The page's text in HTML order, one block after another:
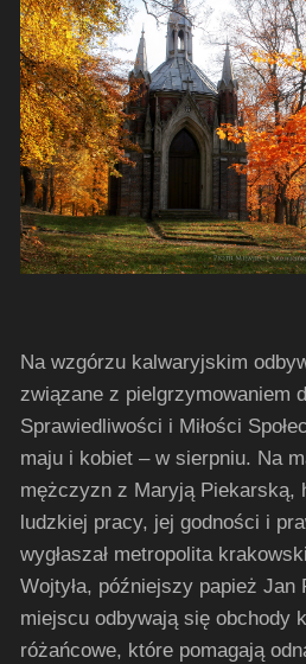
Na wzgórzu kalwaryjskim
związane z pielgrzymowaniem
Sprawiedliwości i Miłości
maju i kobiet – w sierpniu. Na
mężczyzn z Maryją Piekarską,
ludzkiej pracy, jej godności i
wygłaszał metropolita
Wojtyła, późniejszy papież Jan
miejscu odbywają się obchody
różańcowe, które pomagają